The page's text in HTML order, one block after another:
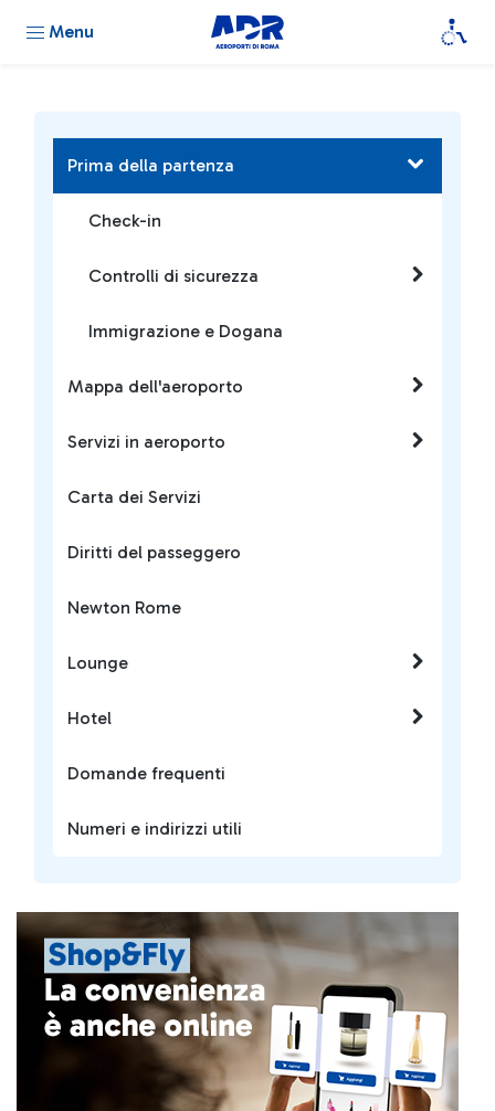
Menu
Prima della partenza
Check-in
Controlli di sicurezza
Immigrazione e Dogana
Mappa dell'aeroporto
Servizi in aeroporto
Carta dei Servizi
Diritti del passeggero
Newton Rome
Lounge
Hotel
Domande frequenti
Numeri e indirizzi utili